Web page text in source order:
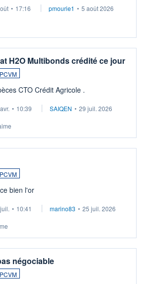
• 17:16 pmourie1 • 5 août 2026
H2O Multibonds crédité ce jour
CTO Crédit Agricole .
• 10:39 SAIQEN • 29 juil. 2026
bien l'or
• 10:41 marino83 • 25 juil. 2026
négociable